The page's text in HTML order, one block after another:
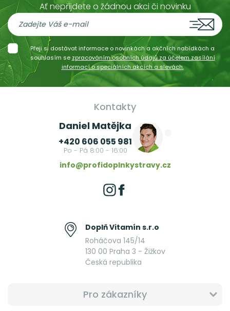
Ať nepřijdete o žádnou akci či novinku
Přeji si dostávat informace o novinkách a akčních nabídkách a
souhlasím se zpracováním osobních údajů za účelem zasílání
informací o speciálních akcích a slevách.
Kontakty
Daniel Matějka
+420 606 055 981
Po - Pá 8:00 - 16:00
info@profidoplnkystravy.cz
Doplň Vitamín s.r.o
Roháčova 145/14
130 00 Praha 3 - Žižkov
Česká republika
Pro zákazníky